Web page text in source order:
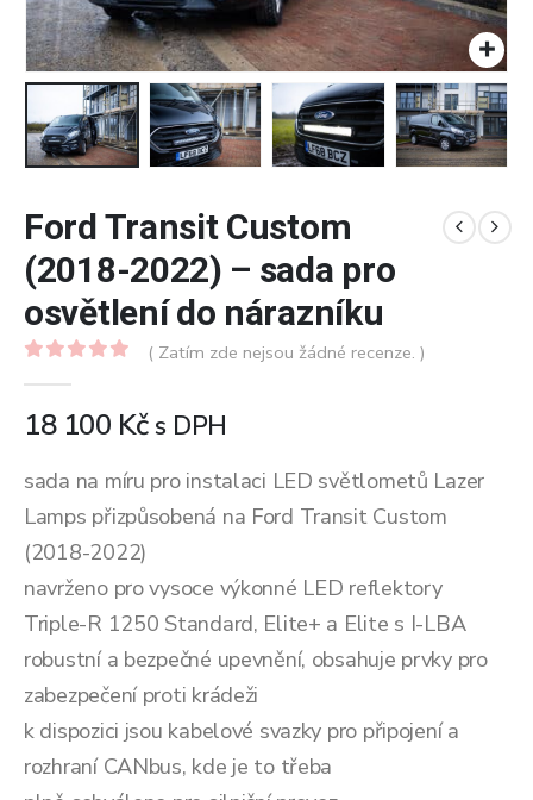
Ford Transit Custom
(2018-2022) – sada pro
osvětlení do nárazníku
( Zatím zde nejsou žádné recenze. )
18 100 Kčs DPH
sada na míru pro instalaci LED světlometů Lazer
Lamps přizpůsobená na Ford Transit Custom
(2018-2022)
navrženo pro vysoce výkonné LED reflektory
Triple-R 1250 Standard, Elite+ a Elite s I-LBA
robustní a bezpečné upevnění, obsahuje prvky pro
zabezpečení proti krádeži
k dispozici jsou kabelové svazky pro připojení a
rozhraní CANbus, kde je to třeba